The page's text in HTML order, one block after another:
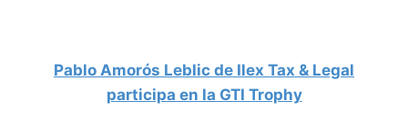
Pablo Amorós Leblic de Ilex Tax & Legal
participa en la GTI Trophy